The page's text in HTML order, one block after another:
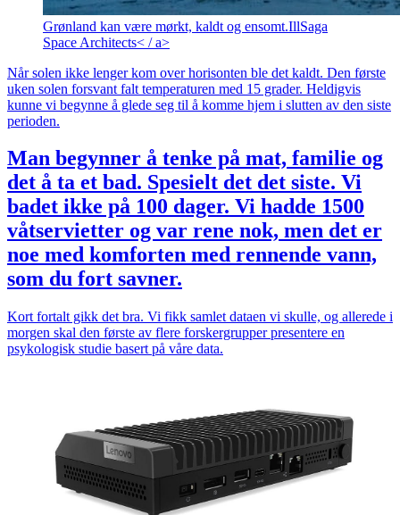
Grønland kan være mørkt, kaldt og ensomt.IllSaga
Space Architects< / a>
Når solen ikke lenger kom over horisonten ble det kaldt. Den første
uken solen forsvant falt temperaturen med 15 grader. Heldigvis
kunne vi begynne å glede seg til å komme hjem i slutten av den siste
perioden.
Man begynner å tenke på mat, familie og
det å ta et bad. Spesielt det det siste. Vi
badet ikke på 100 dager. Vi hadde 1500
våtservietter og var rene nok, men det er
noe med komforten med rennende vann,
som du fort savner.
Kort fortalt gikk det bra. Vi fikk samlet dataen vi skulle, og allerede i
morgen skal den første av flere forskergrupper presentere en
psykologisk studie basert på våre data.